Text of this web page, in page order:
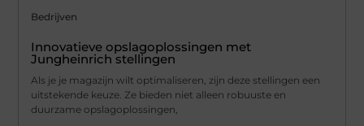
Bedrijven
Innovatieve opslagoplossingen met
Jungheinrich stellingen
Als je je magazijn wilt optimaliseren, zijn deze stellingen een
uitstekende keuze. Ze bieden niet alleen robuuste en
duurzame opslagoplossingen,